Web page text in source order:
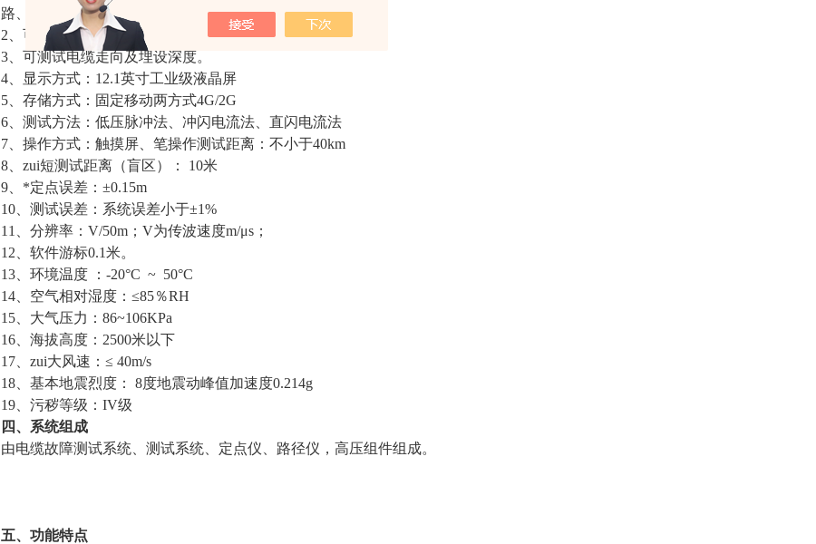
路、短路、低阻、高阻泄漏、高阻闪络性故障。
2、可测量长度已知的任何电缆中电波传播的速度。
3、可测试电缆走向及埋设深度。
4、显示方式：12.1英寸工业级液晶屏
5、存储方式：固定移动两方式4G/2G
6、测试方法：低压脉冲法、冲闪电流法、直闪电流法
7、操作方式：触摸屏、笔操作测试距离：不小于40km
8、zui短测试距离（盲区）： 10米
9、*定点误差：±0.15m
10、测试误差：系统误差小于±1%
11、分辨率：V/50m；V为传波速度m/μs；
12、软件游标0.1米。
13、环境温度 ：-20°C ~ 50°C
14、空气相对湿度：≤85％RH
15、大气压力：86~106KPa
16、海拔高度：2500米以下
17、zui大风速：≤ 40m/s
18、基本地震烈度： 8度地震动峰值加速度0.214g
19、污秽等级：IV级
四、系统组成
由电缆故障测试系统、测试系统、定点仪、路径仪，高压组件组成。
五、功能特点